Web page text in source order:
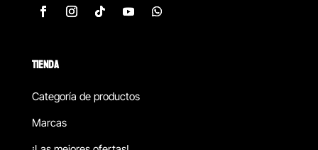
TIENDA
Categoría de productos
Marcas